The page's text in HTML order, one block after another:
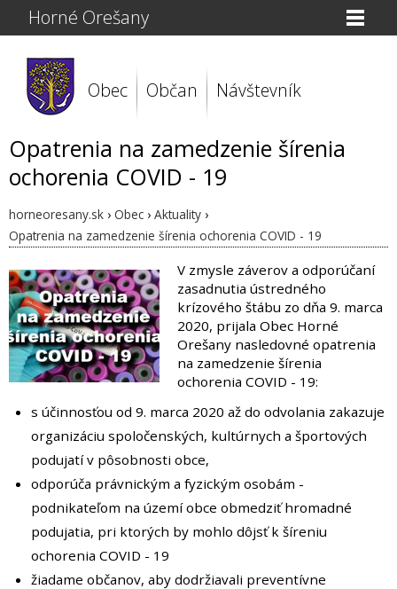
Horné Orešany
Obec Občan Návštevník
Opatrenia na zamedzenie šírenia
ochorenia COVID - 19
horneoresany.sk › Obec › Aktuality ›
Opatrenia na zamedzenie šírenia ochorenia COVID - 19
V zmysle záverov a odporúčaní
zasadnutia ústredného
krízového štábu zo dňa 9. marca
2020, prijala Obec Horné
Orešany nasledovné opatrenia
na zamedzenie šírenia
ochorenia COVID - 19:
s účinnosťou od 9. marca 2020 až do odvolania zakazuje
organizáciu spoločenských, kultúrnych a športových
podujatí v pôsobnosti obce,
odporúča právnickým a fyzickým osobám -
podnikateľom na území obce obmedziť hromadné
podujatia, pri ktorých by mohlo dôjsť k šíreniu
ochorenia COVID - 19
žiadame občanov, aby dodržiavali preventívne